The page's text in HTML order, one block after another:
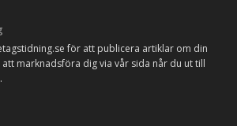
för att publicera artiklar om din
marknadsföra dig via vår sida når du ut till